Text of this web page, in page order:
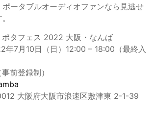
ータブルオーディオファンなら見逃せ
タフェス 2022 大阪・なんば
7月10日（日）12:00 – 18:00（最終入
前登録制）
大阪府大阪市浪速区敷津東 2-1-39